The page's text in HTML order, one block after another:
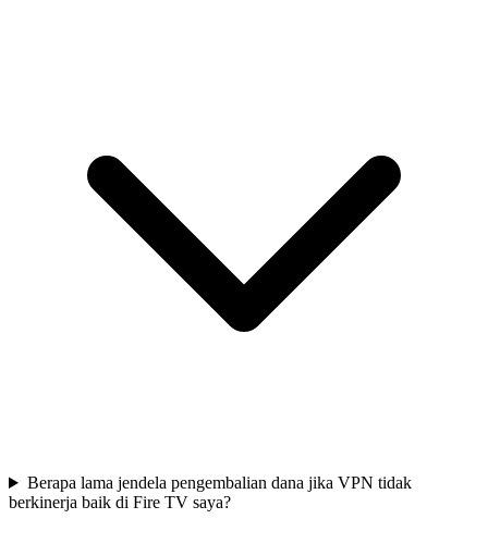
Berapa lama jendela pengembalian dana jika VPN tidak
berkinerja baik di Fire TV saya?